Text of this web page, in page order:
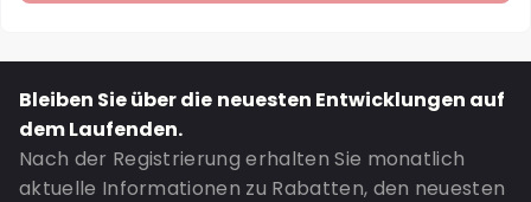
Bleiben Sie über die neuesten Entwicklungen auf
dem Laufenden.
Nach der Registrierung erhalten Sie monatlich
aktuelle Informationen zu Rabatten, den neuesten